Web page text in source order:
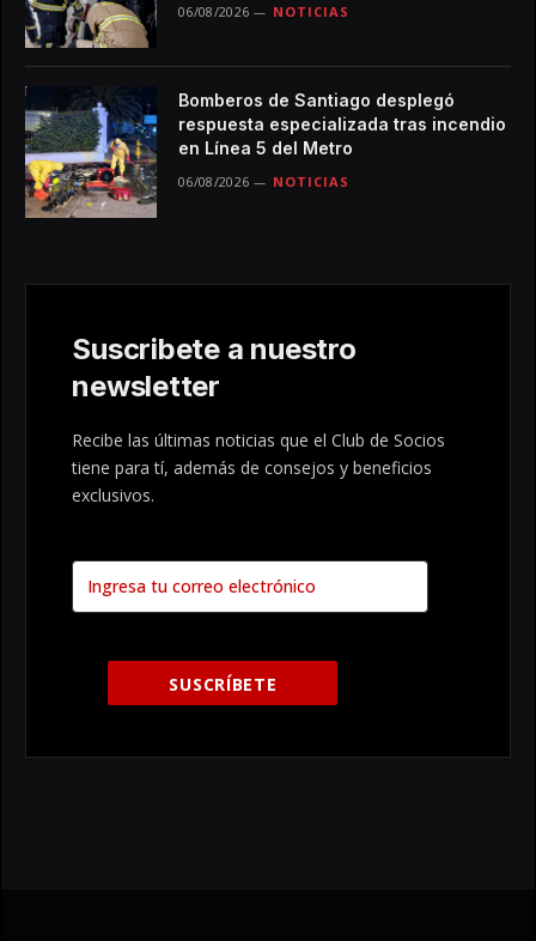
06/08/2026 NOTICIAS
Bomberos de Santiago desplegó
respuesta especializada tras incendio
en Línea 5 del Metro
06/08/2026 NOTICIAS
Suscribete a nuestro
newsletter
Recibe las últimas noticias que el Club de Socios
tiene para tí, además de consejos y beneficios
exclusivos.